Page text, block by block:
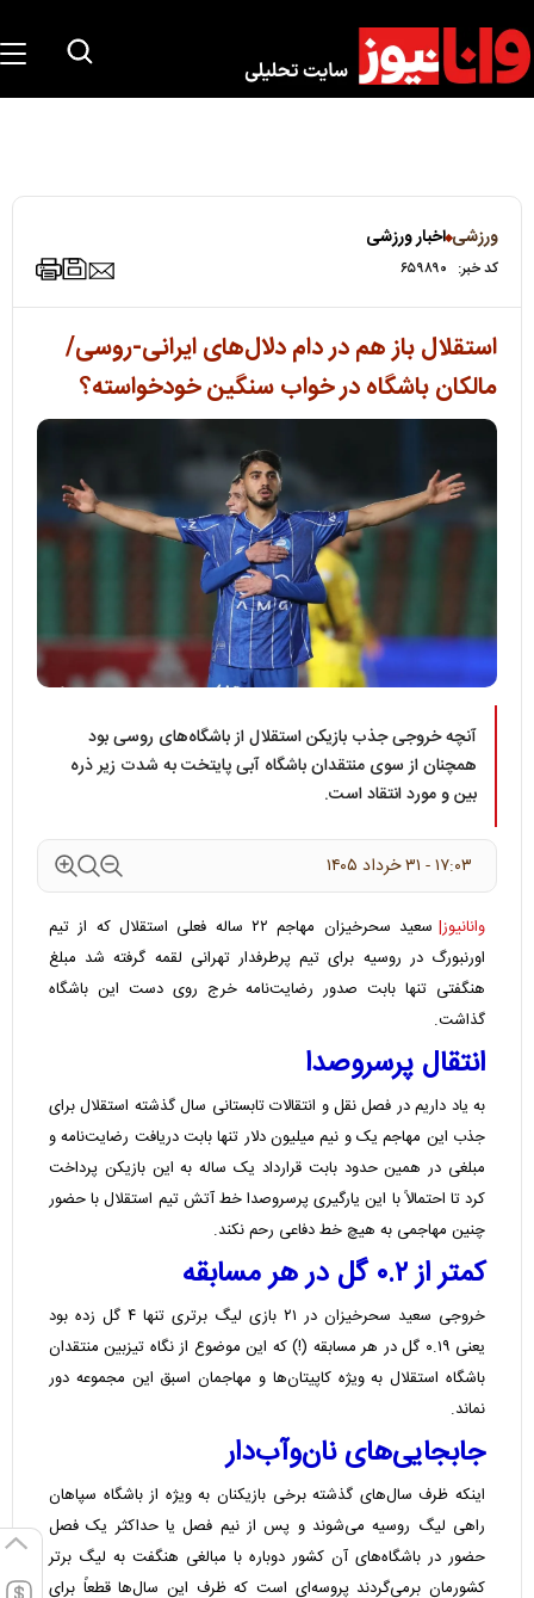
ورزشی اخبار ورزشی
کد خبر: ۶۵۹۸۹۰
استقلال باز هم در دام دلال‌های ایرانی-روسی/
مالکان باشگاه در خواب سنگین خودخواسته؟
آنچه خروجی جذب بازیکن استقلال از باشگاه‌های روسی بود
همچنان از سوی منتقدان باشگاه آبی پایتخت به شدت زیر ذره
بین و مورد انتقاد است.
۱۷:۰۳ - ۳۱ خرداد ۱۴۰۵
وانانیوز|
سعید سحرخیزان مهاجم ۲۲ ساله فعلی استقلال که از تیم
اورنبورگ در روسیه برای تیم پرطرفدار تهرانی لقمه گرفته شد مبلغ
هنگفتی تنها بابت صدور رضایت‌نامه خرج روی دست این باشگاه
گذاشت.
انتقال پرسروصدا
به یاد داریم در فصل نقل و انتقالات تابستانی سال گذشته استقلال برای
جذب این مهاجم یک و نیم میلیون دلار تنها بابت دریافت رضایت‌نامه و
مبلغی در همین حدود بابت قرارداد یک ساله به این بازیکن پرداخت
کرد تا احتمالاً با این یارگیری پرسروصدا خط آتش تیم استقلال با حضور
چنین مهاجمی به هیچ خط دفاعی رحم نکند.
کمتر از ۰.۲ گل در هر مسابقه
خروجی سعید سحرخیزان در ۲۱ بازی لیگ برتری تنها ۴ گل زده بود
یعنی ۰.۱۹ گل در هر مسابقه (!) که این موضوع از نگاه تیزبین منتقدان
باشگاه استقلال به ویژه کاپیتان‌ها و مهاجمان اسبق این مجموعه دور
نماند.
جابجایی‌های نان‌وآب‌دار
اینکه ظرف سال‌های گذشته برخی بازیکنان به ویژه از باشگاه سپاهان
راهی لیگ روسیه می‌شوند و پس از نیم فصل یا حداکثر یک فصل
حضور در باشگاه‌های آن کشور دوباره با مبالغی هنگفت به لیگ برتر
کشورمان برمی‌گردند پروسه‌ای است که ظرف این سال‌ها قطعاً برای